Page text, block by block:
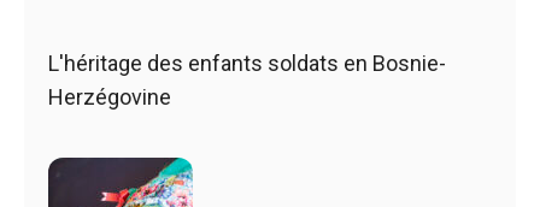
L'héritage des enfants soldats en Bosnie-
Herzégovine